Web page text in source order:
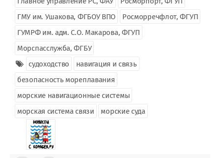
ГМУ им. Ушакова, ФГБОУ ВПО
Росморречфлот, ФГУП
ГУМРФ им. адм. С.О. Макарова, ФГУП
Морспасслужба, ФГБУ
судоходство
навигация и связь
безопасность мореплавания
морские навигационные системы
морская система связи
морские суда